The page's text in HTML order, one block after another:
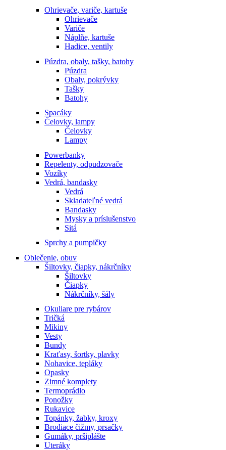
Ohrievače, variče, kartuše
Ohrievače
Variče
Náplňe, kartuše
Hadice, ventily
Púzdra, obaly, tašky, batohy
Púzdra
Obaly, pokrývky
Tašky
Batohy
Spacáky
Čelovky, lampy
Čelovky
Lampy
Powerbanky
Repelenty, odpudzovače
Vozíky
Vedrá, bandasky
Vedrá
Skladateľné vedrá
Bandasky
Mysky a príslušenstvo
Sitá
Sprchy a pumpičky
Oblečenie, obuv
Šiltovky, čiapky, nákrčníky
Šiltovky
Čiapky
Nákrčníky, šály
Okuliare pre rybárov
Tričká
Mikiny
Vesty
Bundy
Kraťasy, šortky, plavky
Nohavice, tepláky
Opasky
Zimné komplety
Termoprádlo
Ponožky
Rukavice
Topánky, žabky, kroxy
Brodiace čižmy, prsačky
Gumáky, pršiplášte
Uteráky